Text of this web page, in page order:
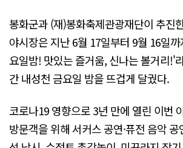
봉화군과 (재)봉화축제관광재단이 추진
야시장은 지난 6월 17일부터 9월 16일
요일밤! 맛있는 즐거움, 신나는 볼거리!'
간 내성천 금요일 밤을 뜨겁게 달궜다.
코로나19 영향으로 3년 만에 열린 이번
방문객을 위해 서커스 공연·퓨전 음악 공